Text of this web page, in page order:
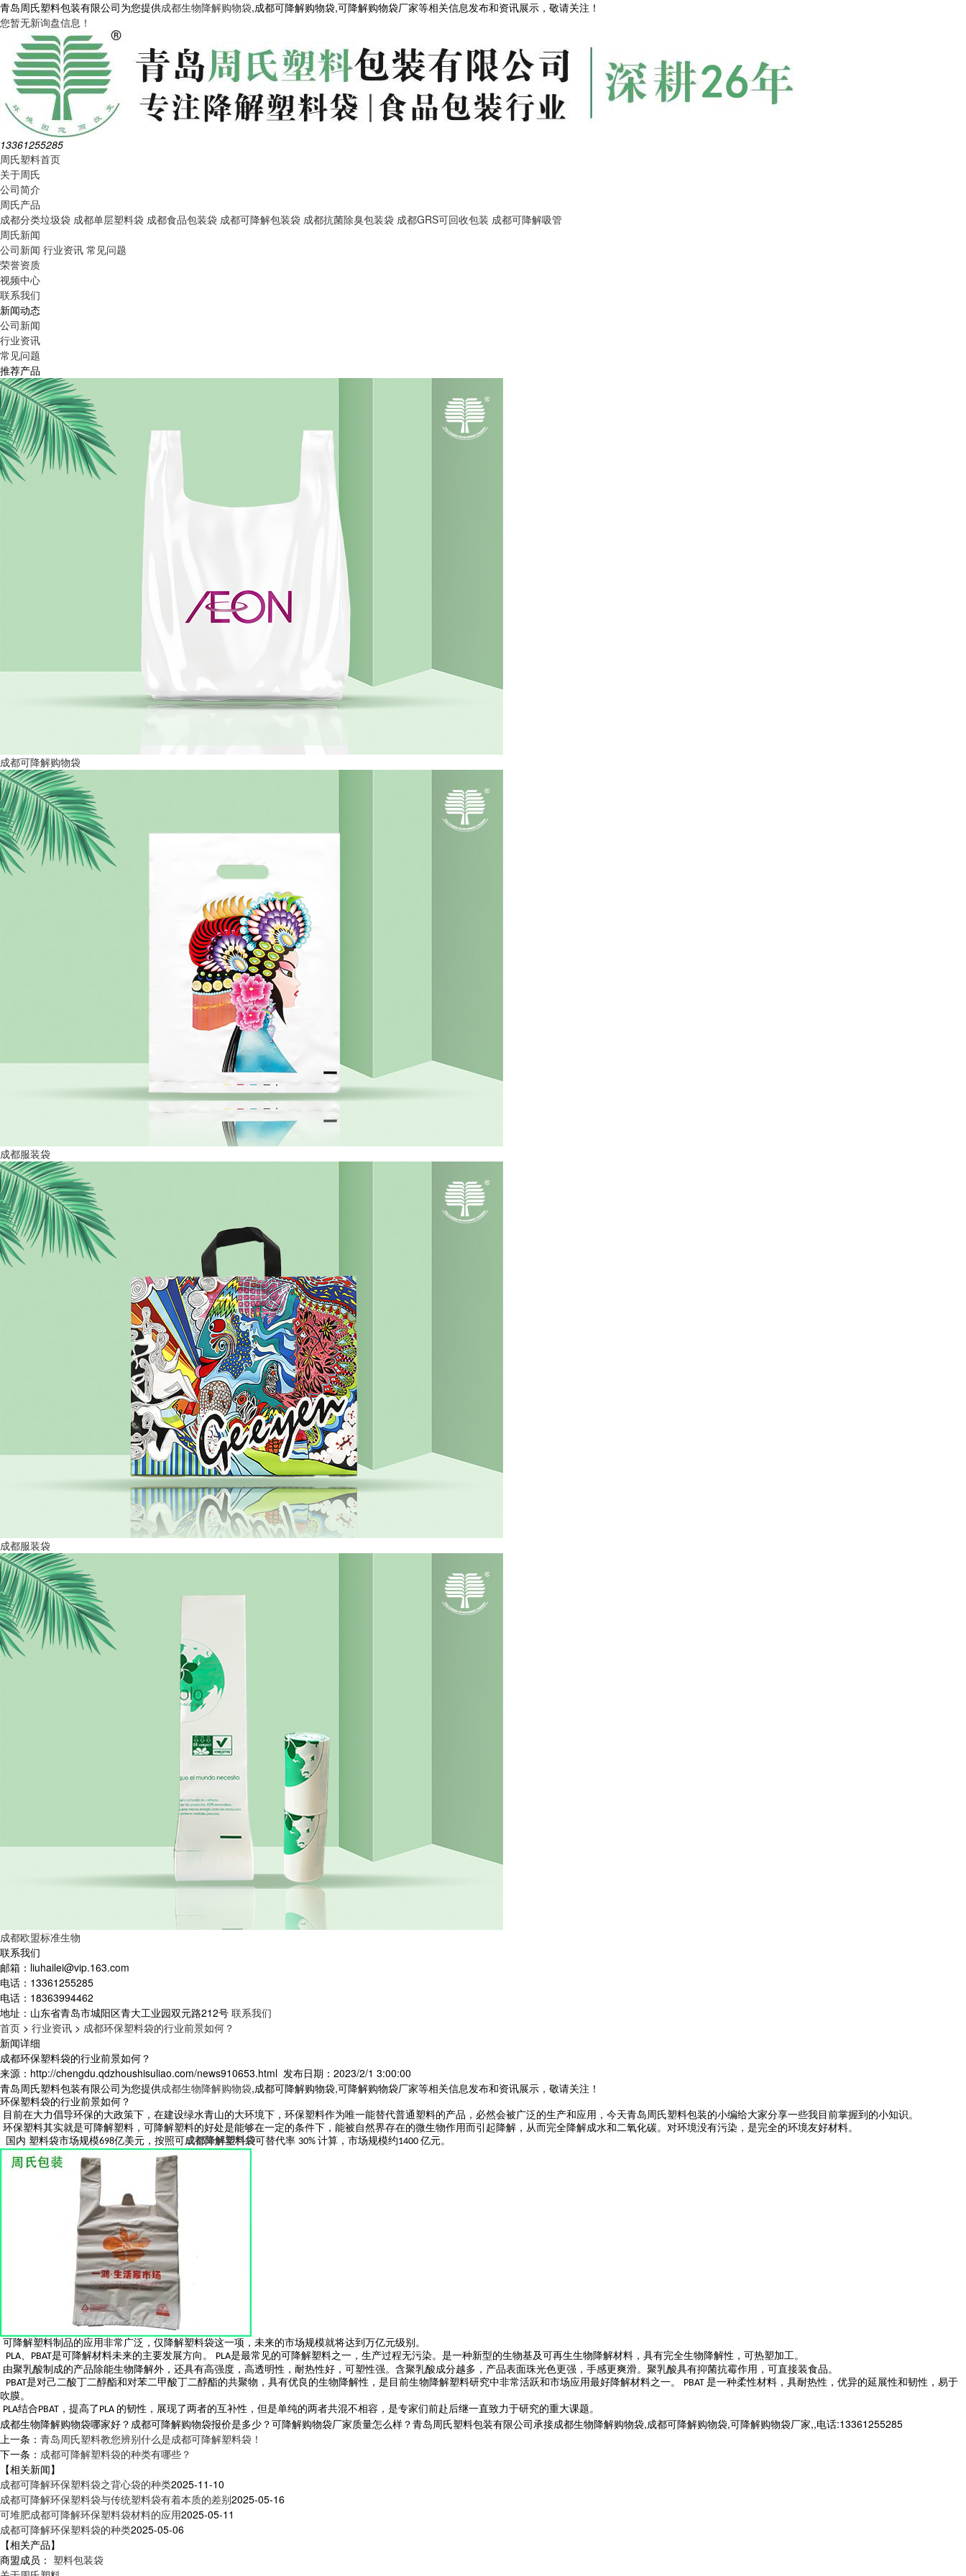
青岛周氏塑料包装有限公司为您提供成都生物降解购物袋,成都可降解购物袋,可降解购物袋厂家等相关信息发布和资讯展示，敬请关注！
您暂无新询盘信息！
13361255285
周氏塑料首页
关于周氏
公司简介
周氏产品
成都分类垃圾袋 成都单层塑料袋 成都食品包装袋 成都可降解包装袋 成都抗菌除臭包装袋 成都GRS可回收包装 成都可降解吸管
周氏新闻
公司新闻 行业资讯 常见问题
荣誉资质
视频中心
联系我们
新闻动态
公司新闻
行业资讯
常见问题
推荐产品
成都可降解购物袋
成都服装袋
成都服装袋
成都欧盟标准生物
联系我们
邮箱： liuhailei@vip.163.com
电话： 13361255285
电话： 18363994462
地址： 山东省青岛市城阳区青大工业园双元路212号 联系我们
首页 > 行业资讯 > 成都环保塑料袋的行业前景如何？
新闻详细
成都环保塑料袋的行业前景如何？
来源：http://chengdu.qdzhoushisuliao.com/news910653.html 发布日期：2023/2/1 3:00:00
青岛周氏塑料包装有限公司为您提供成都生物降解购物袋,成都可降解购物袋,可降解购物袋厂家等相关信息发布和资讯展示，敬请关注！
环保塑料袋的行业前景如何 ？
目前在大力倡导环保的大政策下，在建设绿水青山的大环境下，环保塑料作为唯一能替代普通塑料的产品，必然会被广泛的生产和应用 ，今天青岛周氏塑料包装的小编给大家分享一些我目前掌握到的小知识。
环保塑料其实就是可降解塑料，可降解塑料的好处是能够在一定的条件下，能被自然界存在的微生物作用而引起降解，从而完全降解成水和二氧化碳。对环境没有污染，是完全的环境友好材料。
国内 塑料袋市场规模698亿美元，按照可成都降解塑料袋可替代率 30% 计算，市场规模约1400 亿元。
可降解塑料制品的应用非常广泛，仅降解塑料袋这一项，未来的市场规模就将达到万亿元级别。
PLA、 PBAT是可降解材料未来的主要发展方向。 PLA是最常见的可降解塑料之一，生产过程无污染。是一种新型的生物基及可再生生物降解材料，具有完全生物降解性，可热塑加工。
由聚乳酸制成的产品除能生物降解外，还具有高强度，高透明性，耐热性好，可塑性强。含聚乳酸成分越多，产品表面珠光色更强，手感更爽滑。聚乳酸具有抑菌抗霉作用，可直接装食品。
PBAT是对己二酸丁二醇酯和对苯二甲酸丁二醇酯的共聚物，具有优良的生物降解性，是目前生物降解塑料研究中非常活跃和市场应用最好降解材料之一。 PBAT 是一种柔性材料，具耐热性，优异的延展性和韧性，易于
吹膜。
PLA结合PBAT ，提高了 PLA 的韧性，展现了两者的互补性，但是单纯的两者共混不相容，是专家们前赴后继一直致力于研究的重大课题。
成都生物降解购物袋哪家好？成都可降解购物袋报价是多少？可降解购物袋厂家质量怎么样？青岛周氏塑料包装有限公司承接成都生物降解购物袋,成都可降解购物袋,可降解购物袋厂家,,电话:13361255285
上一条： 青岛周氏塑料教您辨别什么是成都可降解塑料袋！
下一条： 成都可降解塑料袋的种类有哪些？
【相关新闻】
成都可降解环保塑料袋之背心袋的种类2025-11-10
成都可降解环保塑料袋与传统塑料袋有着本质的差别2025-05-16
可堆肥成都可降解环保塑料袋材料的应用2025-05-11
成都可降解环保塑料袋的种类2025-05-06
【相关产品】
商盟成员： 塑料包装袋